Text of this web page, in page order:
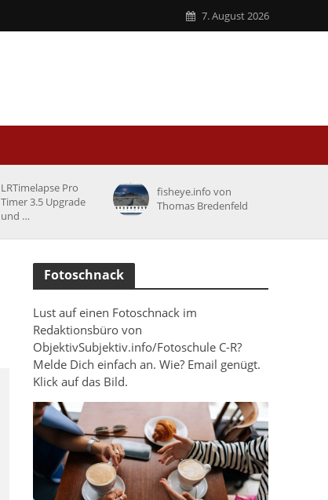
7. August 2026
LRTimelapse Pro
Timer 3.5 Upgrade
und …
fisheye.info von
Thomas Bredenfeld
Fotoschnack
Lust auf einen Fotoschnack im
Redaktionsbüro von
ObjektivSubjektiv.info/Fotoschule C-R?
Melde Dich einfach an. Wie? Email genügt.
Klick auf das Bild.